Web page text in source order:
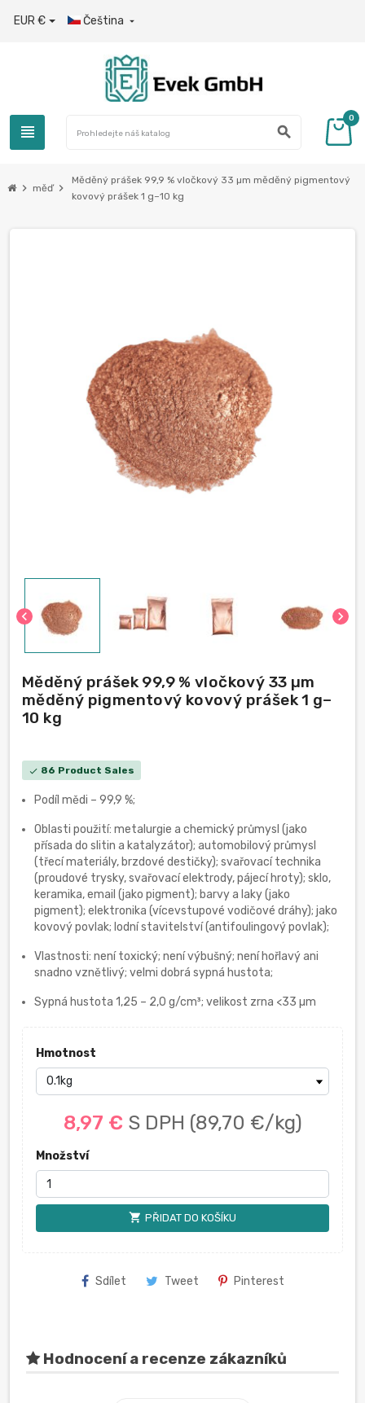
EUR € Čeština 
view_headline search
0
chevron_right měď chevron_right
Měděný prášek 99,9 % vločkový 33 µm měděný pigmentový
kovový prášek 1 g–10 kg
chevron_left chevron_right
Měděný prášek 99,9 % vločkový 33 µm
měděný pigmentový kovový prášek 1 g–
10 kg
check 86 Product Sales
Podíl mědi – 99,9 %;
Oblasti použití: metalurgie a chemický průmysl (jako
přísada do slitin a katalyzátor); automobilový průmysl
(třecí materiály, brzdové destičky); svařovací technika
(proudové trysky, svařovací elektrody, pájecí hroty); sklo,
keramika, email (jako pigment); barvy a laky (jako
pigment); elektronika (vícevstupové vodičové dráhy); jako
kovový povlak; lodní stavitelství (antifoulingový povlak);
Vlastnosti: není toxický; není výbušný; není hořlavý ani
snadno vznětlivý; velmi dobrá sypná hustota;
Sypná hustota 1,25 – 2,0 g/cm³; velikost zrna <33 µm
Hmotnost
8,97 € S DPH (89,70 €/kg)
Množství
shopping_cart PŘIDAT DO KOŠÍKU
Sdílet Tweet Pinterest
Hodnocení a recenze zákazníků